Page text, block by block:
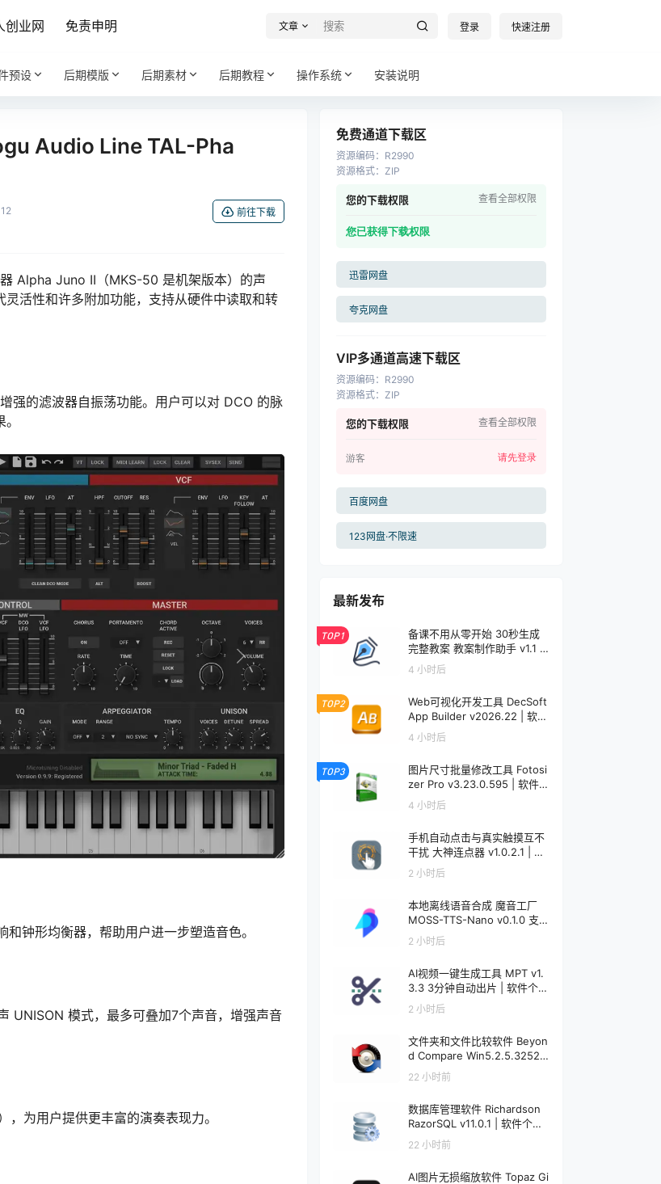
创业网 免责申明 文章 登录 快速注册
预设 后期模版 后期素材 后期教程 操作系统 安装说明
Audio Line TAL-Pha
前往下载
Alpha Juno II（MKS-50 是机架版本）的声
活性和许多附加功能，支持从硬件中读取和转
强的滤波器自振荡功能。用户可以对 DCO 的脉
钟形均衡器，帮助用户进一步塑造音色。
UNISON 模式，最多可叠加7个声音，增强声音
为用户提供更丰富的演奏表现力。
免费通道下载区
资源编码： R2990
资源格式： ZIP
您的下载权限 查看全部权限
您已获得下载权限
迅雷网盘
夸克网盘
VIP多通道高速下载区
资源编码： R2990
资源格式： ZIP
您的下载权限 查看全部权限
游客 请先登录
百度网盘
123网盘·不限速
最新发布
TOP1
备课不用从零开始 30秒生成
完整教案 教案制作助手 v1.1 |
软件个锤子 | S1001
4 小时后
TOP2
Web可视化开发工具 DecSoft
App Builder v2026.22 | 软件
个锤子 | R5092
4 小时后
TOP3
图片尺寸批量修改工具 Fotosi
zer Pro v3.23.0.595 | 软件个
锤子 | R5091
4 小时后
手机自动点击与真实触摸互不
干扰 大神连点器 v1.0.2.1 | 软
件个锤子 | R5090
2 小时后
本地离线语音合成 魔音工厂
MOSS-TTS-Nano v0.1.0 支
持声音克隆 | 软件个锤子 | R5
089
2 小时后
AI视频一键生成工具 MPT v1.
3.3 3分钟自动出片 | 软件个锤
子 | R5088
2 小时后
文件夹和文件比较软件 Beyon
d Compare Win5.2.5.32528
/ Mac5.1.1.31157 | 软件个锤子
| R1599
22 小时前
数据库管理软件 Richardson
RazorSQL v11.0.1 | 软件个锤
子 | R1233
22 小时前
AI图片无损缩放软件 Topaz Gi